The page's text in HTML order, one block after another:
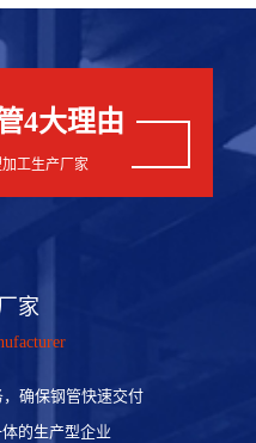
4大理由
工生产厂家
家
确保钢管快速交付
的生产型企业